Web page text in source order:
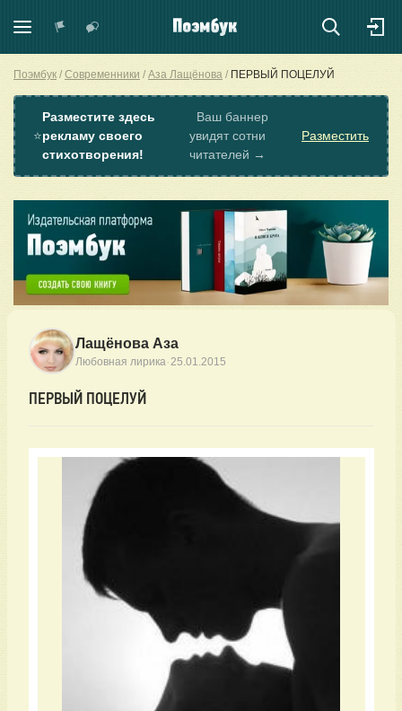
Поэмбук Современники Аза Лащёнова ПЕРВЫЙ ПОЦЕЛУЙ
⭐
Разместите здесь
рекламу своего
стихотворения!
Ваш баннер
увидят сотни
читателей →
Разместить
Лащёнова Аза
Любовная лирика·25.01.2015
ПЕРВЫЙ ПОЦЕЛУЙ